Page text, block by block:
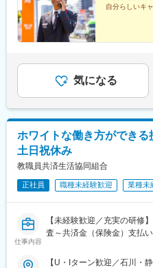
変更の範囲：会社の定める業
咋駅、野町駅、福井駅、三
賀駅、小浜駅、しんざ駅、
駅、電鉄黒部駅、南富山駅
坂下町駅、福井城址大名町駅
自分らしいキ
気になる
ホワイトな働き方ができ
土日祝休み
教職員共済生活協同組合
正社員 職種未経験歓迎 業種未
仕事内容
【未経験歓迎／充実の研修
査～共済金（保険金）支払
【U・Iターン歓迎／石川・